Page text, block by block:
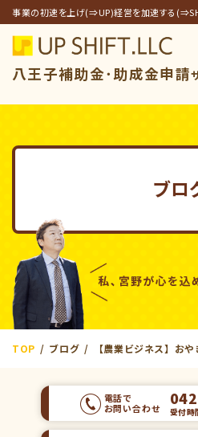
事業の初速を上げ(⇒UP)経営を加速する
八王子補助金･助成金申請
ブロ
TOP ブログ 【農業ビジネス】おやきづくり×ものづくり補助金で実現した寺島ナス再生プロ
電話で
お問い合わせ
受付